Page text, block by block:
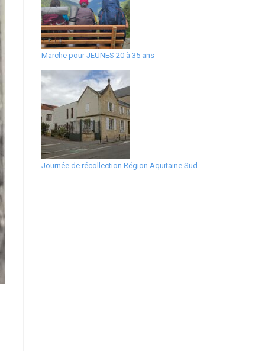
Marche pour JEUNES 20 à 35 ans
Journée de récollection Région Aquitaine Sud